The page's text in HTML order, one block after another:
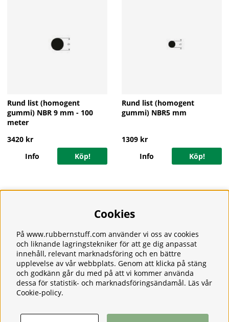
Rund list (homogent
gummi) NBR 9 mm - 100
meter
3420 kr
Köp!
Info
Rund list (homogent
gummi) NBR5 mm
1309 kr
Köp!
Info
Frakt
Integritetspolicy
Kontakt
Kundservice
Köpvillkor
Tjänster
Ångerrätt & Returer
Om oss
Cookies
På www.rubbernstuff.com använder vi oss av cookies
och liknande lagringstekniker för att ge dig anpassat
innehåll, relevant marknadsföring och en bättre
upplevelse av vår webbplats. Genom att klicka på stäng
och godkänn går du med på att vi kommer använda
dessa för statistik- och marknadsföringsändamål. Läs vår
Cookie-policy.